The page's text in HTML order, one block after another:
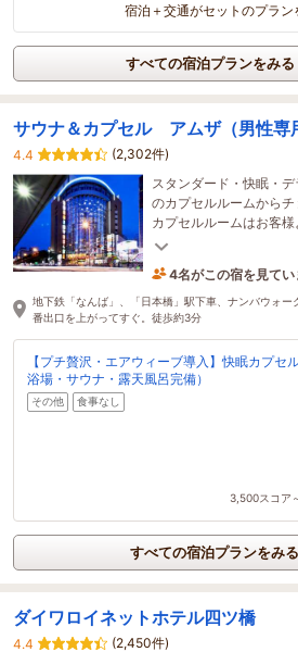
宿泊＋交通がセットのプラン
すべての宿泊プランをみる
サウナ＆カプセル アムザ（男性専
4.4
(2,302件)
スタンダード・快眠・
のカプセルルームから
カプセルルームはお客
おります。安らぎの空間
4名がこの宿を見てい
12分前に予約されまし
地下鉄「なんば」、「日本橋」駅下車、ナンバウォー
番出口を上がってすぐ。徒歩約3分
【プチ贅沢・エアウィーブ導入】快眠カプセ
浴場・サウナ・露天風呂完備）
その他 食事なし
3,500スコア
すべての宿泊プランをみる
ダイワロイネットホテル四ツ橋
4.4
(2,450件)